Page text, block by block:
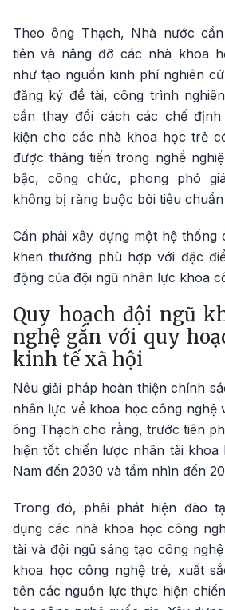
Theo ông Thạch, Nhà nước
tiên và nâng đỡ các nhà khoa
như tạo nguồn kinh phí nghiên
đăng ký đề tài, công trình
cần thay đổi cách các chế
kiện cho các nhà khoa học trẻ
được thăng tiến trong nghề
bậc, công chức, phong phó
không bị ràng buộc bởi tiêu
Cần phải xây dựng một hệ thống
khen thưởng phù hợp với đặc
động của đội ngũ nhân lực khoa
Quy hoạch đội ngũ
nghệ gắn với quy
kinh tế xã hội
Nêu giải pháp hoàn thiện chính
nhân lực về khoa học công nghệ
ông Thạch cho rằng, trước tiên
hiện tốt chiến lược nhân tài khoa
Nam đến 2030 và tầm nhìn đến
Trong đó, phải phát hiện đào
dụng các nhà khoa học công
tài và đội ngũ sáng tạo công
khoa học công nghệ trẻ, xuất
tiên các nguồn lực thực hiện